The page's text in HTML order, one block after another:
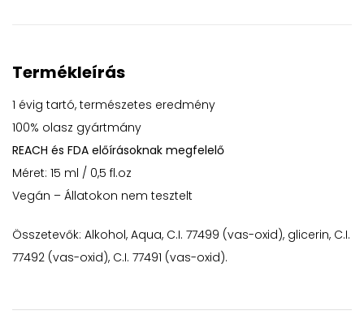
Termékleírás
1 évig tartó, természetes eredmény
100% olasz gyártmány
REACH és FDA előírásoknak megfelelő
Méret: 15 ml / 0,5 fl.oz
Vegán – Állatokon nem tesztelt
Összetevők: Alkohol, Aqua, C.I. 77499 (vas-oxid), glicerin, C.I.
77492 (vas-oxid), C.I. 77491 (vas-oxid).